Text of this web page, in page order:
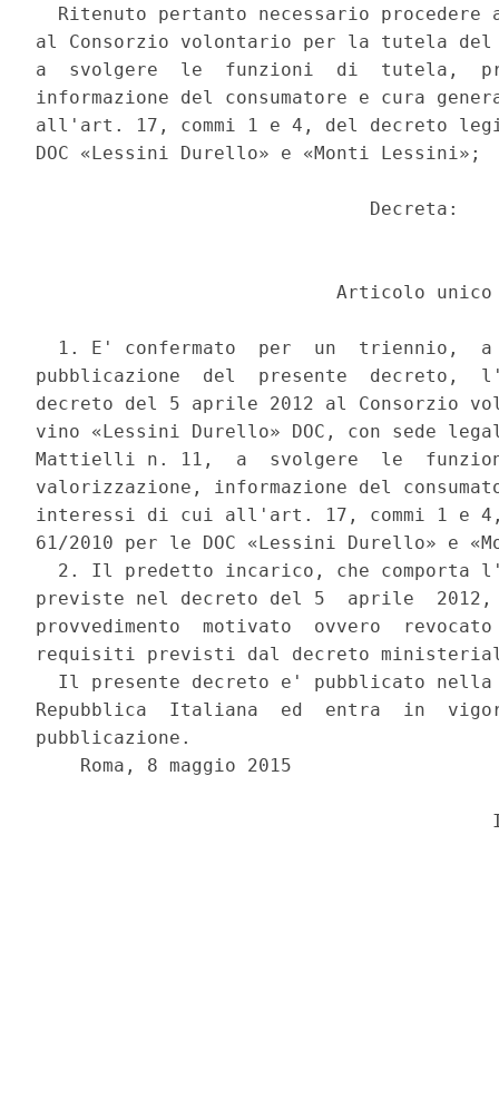
Ritenuto pertanto necessario procedere
al Consorzio volontario per la tutela del
a  svolgere  le  funzioni  di  tutela,
informazione del consumatore e cura
all'art. 17, commi 1 e 4, del decreto
DOC «Lessini Durello» e «Monti Lessini»;
                              Decreta:
Articolo
1. E' confermato  per  un  triennio,
pubblicazione  del  presente  decreto,
decreto del 5 aprile 2012 al Consorzio
vino «Lessini Durello» DOC, con sede
Mattielli n. 11,  a  svolgere  le
valorizzazione, informazione del
interessi di cui all'art. 17, commi 1 e
61/2010 per le DOC «Lessini Durello» e
2. Il predetto incarico, che comporta
previste nel decreto del 5  aprile  2012,
provvedimento  motivato  ovvero
requisiti previsti dal decreto
Il presente decreto e' pubblicato
Repubblica  Italiana  ed  entra  in
pubblicazione.
    Roma, 8 maggio 2015